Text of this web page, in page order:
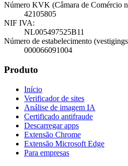
Número KVK (Câmara de Comércio
42105805
NIF IVA:
NL005497525B11
Número de estabelecimento
000066091004
Produto
Início
Verificador de sites
Análise de imagem IA
Certificado antifraude
Descarregar apps
Extensão Chrome
Extensão Microsoft Edge
Para empresas